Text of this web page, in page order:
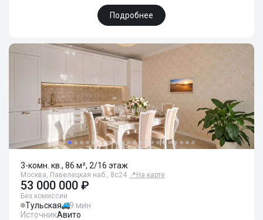
Подробнее
3-комн. кв., 86 м², 2/16 этаж
Москва, Павелецкая наб., 8с24 📍 На карте
53 000 000 ₽
Без комиссии
Тульская
9 мин
ИсточникАвито